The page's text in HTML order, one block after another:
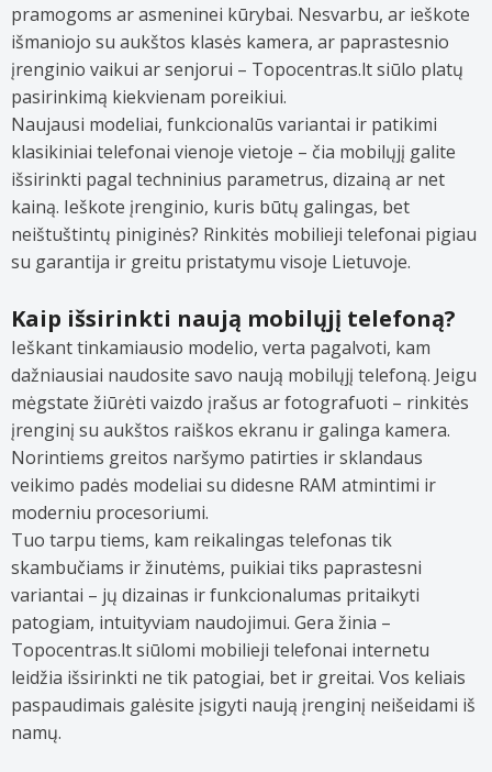
pramogoms ar asmeninei kūrybai. Nesvarbu, ar ieškote
išmaniojo su aukštos klasės kamera, ar paprastesnio
įrenginio vaikui ar senjorui – Topocentras.lt siūlo platų
pasirinkimą kiekvienam poreikiui.
Naujausi modeliai, funkcionalūs variantai ir patikimi
klasikiniai telefonai vienoje vietoje – čia mobilųjį galite
išsirinkti pagal techninius parametrus, dizainą ar net
kainą. Ieškote įrenginio, kuris būtų galingas, bet
neištuštintų piniginės? Rinkitės mobilieji telefonai pigiau
su garantija ir greitu pristatymu visoje Lietuvoje.
Kaip išsirinkti naują mobilųjį telefoną?
Ieškant tinkamiausio modelio, verta pagalvoti, kam
dažniausiai naudosite savo naują mobilųjį telefoną. Jeigu
mėgstate žiūrėti vaizdo įrašus ar fotografuoti – rinkitės
įrenginį su aukštos raiškos ekranu ir galinga kamera.
Norintiems greitos naršymo patirties ir sklandaus
veikimo padės modeliai su didesne RAM atmintimi ir
moderniu procesoriumi.
Tuo tarpu tiems, kam reikalingas telefonas tik
skambučiams ir žinutėms, puikiai tiks paprastesni
variantai – jų dizainas ir funkcionalumas pritaikyti
patogiam, intuityviam naudojimui. Gera žinia –
Topocentras.lt siūlomi mobilieji telefonai internetu
leidžia išsirinkti ne tik patogiai, bet ir greitai. Vos keliais
paspaudimais galėsite įsigyti naują įrenginį neišeidami iš
namų.